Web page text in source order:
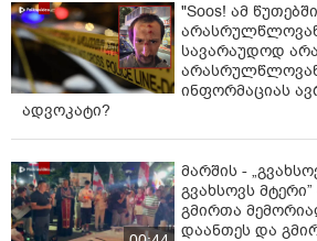
"Soos! ამ
სავარაუდოდ
ინფორმაციას
ადვოკატი?
მარშის -
გვახსოვს
გმირთა
დაანთეს და